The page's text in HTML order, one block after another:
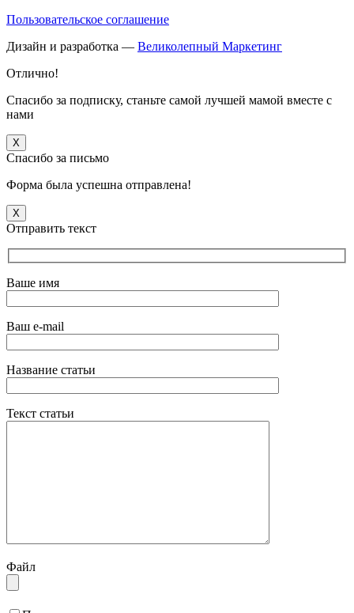
Пользовательское соглашение
Дизайн и разработка — Великолепный Маркетинг
Отлично!
Спасибо за подписку, станьте самой лучшей мамой вместе с
нами
X
Спасибо за письмо
Форма была успешна отправлена!
X
Отправить текст
Ваше имя
Ваш e-mail
Название статьи
Текст статьи
Файл